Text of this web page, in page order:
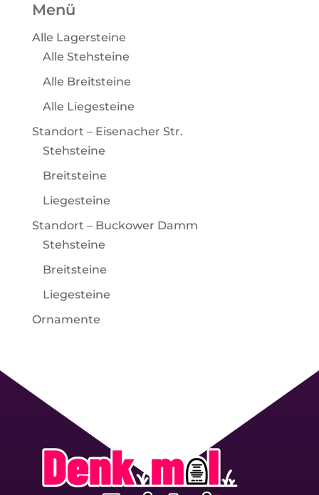
Menü
Alle Lagersteine
Alle Stehsteine
Alle Breitsteine
Alle Liegesteine
Standort – Eisenacher Str.
Stehsteine
Breitsteine
Liegesteine
Standort – Buckower Damm
Stehsteine
Breitsteine
Liegesteine
Ornamente